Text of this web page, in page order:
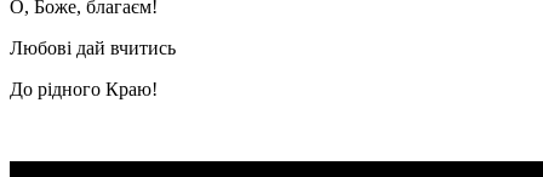
О, Боже, благаєм!
Любові дай вчитись
До рідного Краю!